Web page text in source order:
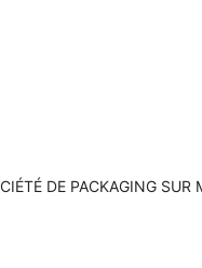
DE PACKAGING SUR